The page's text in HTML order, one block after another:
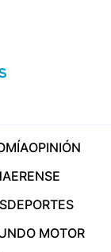
OPINIÓN
DEPORTES
MOTOR